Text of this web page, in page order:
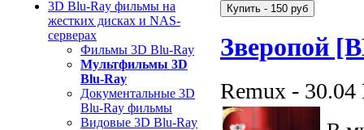
3D Blu-Ray фильмы на
жестких дисках и NAS-
серверах
Фильмы 3D Blu-Ray
Мультфильмы 3D
Blu-Ray
Документальные 3D
Blu-Ray фильмы
Видовые 3D Blu-Ray
Зверопой
Remux - 30.04